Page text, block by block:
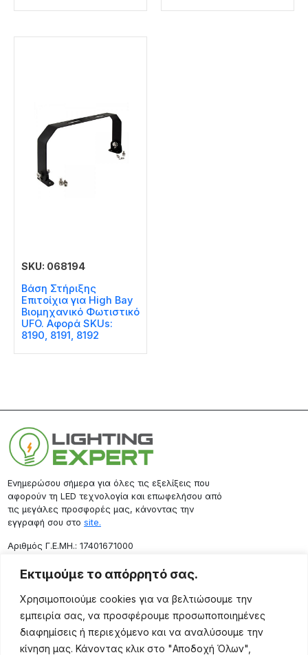
Εκτιμούμε το απόρρητό σας.
Χρησιμοποιούμε cookies για να βελτιώσουμε την
εμπειρία σας, να προσφέρουμε προσωποποιημένες
διαφημίσεις ή περιεχόμενο και να αναλύσουμε την
κίνηση μας. Κάνοντας κλικ στο "Αποδοχή Όλων",
SKU: 068194
Βάση Στήριξης
Επιτοίχια για High Bay
Βιομηχανικό Φωτιστικό
UFO. Αφορά SKUs:
8190, 8191, 8192
Ενημερώσου σήμερα για όλες τις εξελίξεις που
αφορούν τη LED τεχνολογία και επωφελήσου από
τις μεγάλες προσφορές μας, κάνοντας την
εγγραφή σου στο site.
Aριθμός Γ.Ε.ΜΗ.: 17401671000
Επικοινωνία
Ρόδου 133, Αθήνα 10443
(+30) 211 725 5427
sales@lightingexpert.gr